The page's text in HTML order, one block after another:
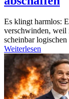
Es klingt harmlos:
verschwinden, weil
scheinbar
Weiterlesen